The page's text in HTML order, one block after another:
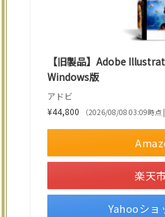
【旧製品】Adobe
Windows版
アドビ
¥44,800
（2026/08/08 03:09時点 |
楽天
Yahooショ